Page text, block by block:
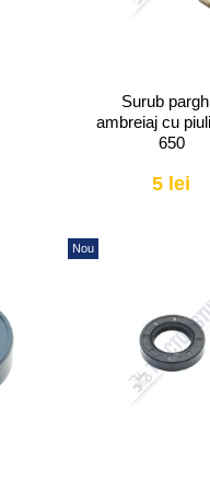
Surub
ambreiaj cu
650
5 lei
Nou